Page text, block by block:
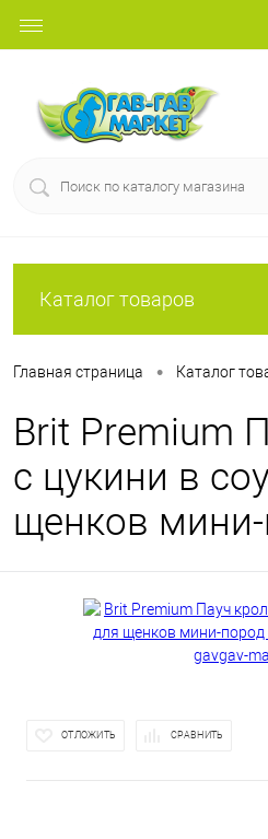
Каталог товаров
Главная страница • Каталог
Brit Premium
с цукини в
щенков мини-
ОТЛОЖИТЬ СРАВНИТЬ